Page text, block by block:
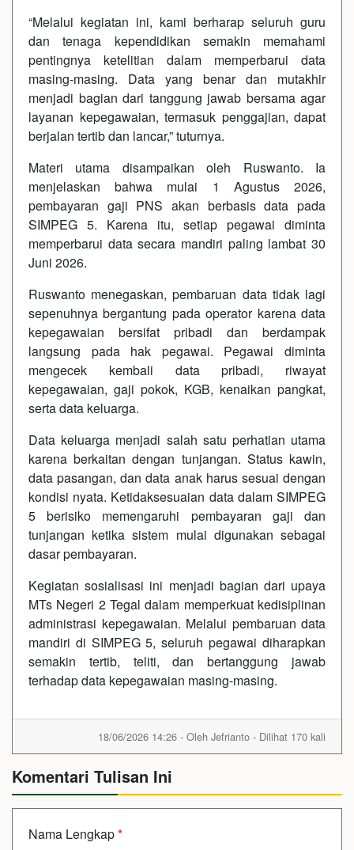
“Melalui kegiatan ini, kami berharap seluruh guru
dan tenaga kependidikan semakin memahami
pentingnya ketelitian dalam memperbarui data
masing-masing. Data yang benar dan mutakhir
menjadi bagian dari tanggung jawab bersama agar
layanan kepegawaian, termasuk penggajian, dapat
berjalan tertib dan lancar,” tuturnya.
Materi utama disampaikan oleh Ruswanto. Ia
menjelaskan bahwa mulai 1 Agustus 2026,
pembayaran gaji PNS akan berbasis data pada
SIMPEG 5. Karena itu, setiap pegawai diminta
memperbarui data secara mandiri paling lambat 30
Juni 2026.
Ruswanto menegaskan, pembaruan data tidak lagi
sepenuhnya bergantung pada operator karena data
kepegawaian bersifat pribadi dan berdampak
langsung pada hak pegawai. Pegawai diminta
mengecek kembali data pribadi, riwayat
kepegawaian, gaji pokok, KGB, kenaikan pangkat,
serta data keluarga.
Data keluarga menjadi salah satu perhatian utama
karena berkaitan dengan tunjangan. Status kawin,
data pasangan, dan data anak harus sesuai dengan
kondisi nyata. Ketidaksesuaian data dalam SIMPEG
5 berisiko memengaruhi pembayaran gaji dan
tunjangan ketika sistem mulai digunakan sebagai
dasar pembayaran.
Kegiatan sosialisasi ini menjadi bagian dari upaya
MTs Negeri 2 Tegal dalam memperkuat kedisiplinan
administrasi kepegawaian. Melalui pembaruan data
mandiri di SIMPEG 5, seluruh pegawai diharapkan
semakin tertib, teliti, dan bertanggung jawab
terhadap data kepegawaian masing-masing.
18/06/2026 14:26 - Oleh Jefrianto - Dilihat 170 kali
Komentari Tulisan Ini
Nama Lengkap*